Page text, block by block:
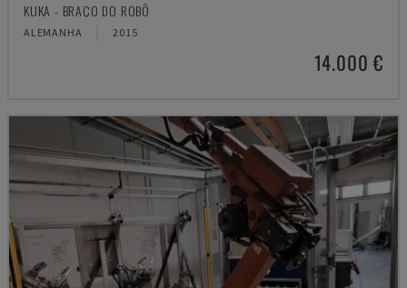
KUKA - BRAÇO DO ROBÔ
ALEMANHA 2015
14.000 €